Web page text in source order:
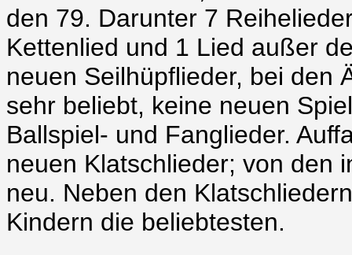
den 79. Darunter 7
Kettenlied und 1 Lied außer
neuen Seilhüpflieder, bei den
sehr beliebt, keine neuen
Ballspiel- und Fanglieder.
neuen Klatschlieder; von den
neu. Neben den
Kindern die beliebtesten.